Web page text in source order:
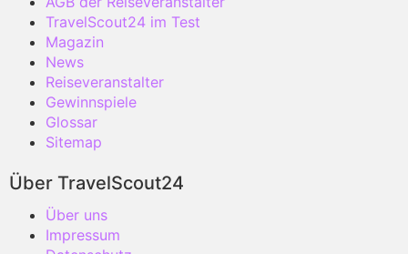
TravelScout24 im Test
Magazin
News
Reiseveranstalter
Gewinnspiele
Glossar
Sitemap
Über TravelScout24
Über uns
Impressum